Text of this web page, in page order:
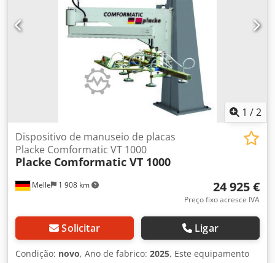
1 /2
Melle 1 908 km
Dispositivo de manuseio de placas
Placke Comformatic VT 1000
Placke Comformatic VT 1000
24 925 €
Preço fixo acresce IVA
Solicitar Ligar
Condição: novo, Ano de fabrico: 2025, Este equipamento